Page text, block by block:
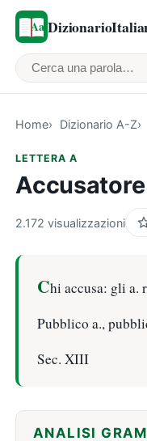
Cerca una parola
Home Dizionario A-Z
LETTERA A
Accusatore
2.172 visualizzazioni
Chi accusa: gli a.
Pubblico a.,
Sec. XIII
ANALISI